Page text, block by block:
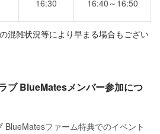
16:30 16:40～16:50
混雑状況等により早まる場合もござい
ブ BlueMatesメンバー参加につ
BlueMatesファーム特典でのイベント